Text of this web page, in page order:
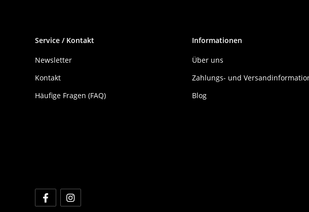
Service / Kontakt
Newsletter
Kontakt
Häufige Fragen (FAQ)
Informationen
Über uns
Zahlungs- und
Blog